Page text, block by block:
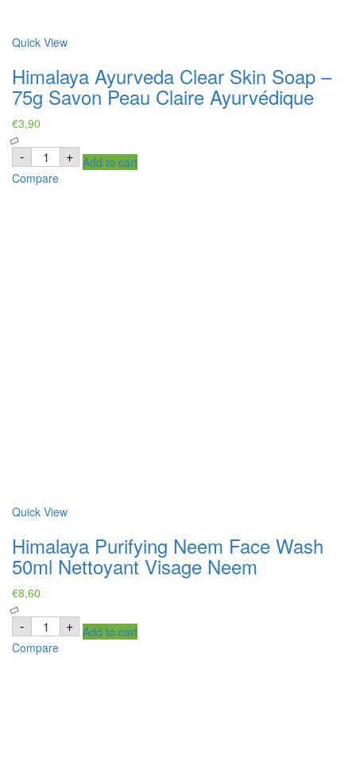
Quick View
Himalaya Ayurveda Clear Skin Soap –
75g Savon Peau Claire Ayurvédique
€3,90
- Himalaya
Ayurveda
Clear
Skin
+ Add to cart
Compare
Quick View
Himalaya Purifying Neem Face Wash
50ml Nettoyant Visage Neem
€8,60
- Himalaya
Purifying
Neem
Face
+ Add to cart
Compare